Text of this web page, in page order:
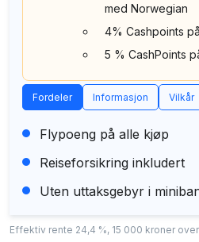
med Norwegian
4% Cashpoints
5 % CashPoints
Fordeler Informasjon Vilkår
Flypoeng på alle kjøp
Reiseforsikring inkludert
Uten uttaksgebyr i
Effektiv rente 24,4 %, 15 000 kroner